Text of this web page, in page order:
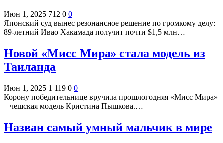
Июн 1, 2025 712 0 0
Японский суд вынес резонансное решение по громкому делу:
89-летний Ивао Хакамада получит почти $1,5 млн…
Новой «Мисс Мира» стала модель из
Таиланда
Июн 1, 2025 1 119 0 0
Корону победительнице вручила прошлогодняя «Мисс Мира»
– чешская модель Кристина Пышкова.…
Назван самый умный мальчик в мире